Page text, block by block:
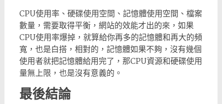
CPU使用率、硬碟使用空間、記憶體使用空間、檔案
數量，需要取得平衡，網站的效能才出的來，如果
CPU使用率爆掉，就算給你再多的記憶體和再大的頻
寬，也是白搭，相對的，記憶體如果不夠，沒有幾個
使用者就把記憶體給用完了，那CPU資源和硬碟使用
量無上限，也是沒有意義的。
最後結論